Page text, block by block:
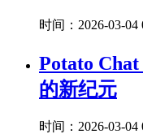
时间：2026-03-04
Potato
的新纪元
时间：2026-03-04